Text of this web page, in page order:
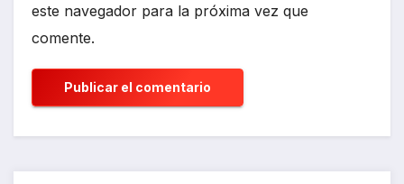
este navegador para la próxima vez que
comente.